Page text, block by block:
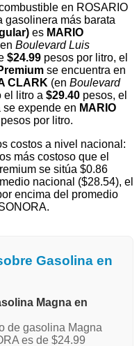
en ROSARIO
gasolinera más barata
es MARIO
Boulevard Luis
$24.99 pesos por litro, el
se encuentra en
CLARK (en Boulevard
el litro a $29.40 pesos, el
expende en MARIO
pesos por litro.
costos a nivel nacional:
más costoso que el
se sitúa $0.86
nacional ($28.54), el
encima del promedio
Gasolina en
Magna en
de gasolina Magna
es de $24.99